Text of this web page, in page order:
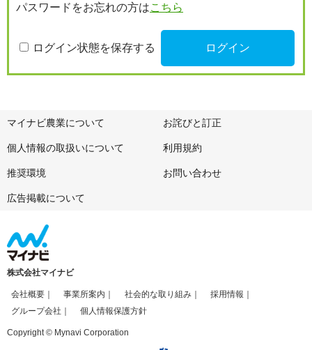
パスワードをお忘れの方はこちら
ログイン状態を保存する
マイナビ農業について お詫びと訂正
個人情報の取扱いについて 利用規約
推奨環境 お問い合わせ
広告掲載について
株式会社マイナビ
会社概要 事業所案内 社会的な取り組み
採用情報
グループ会社
個人情報保護方針
Copyright © Mynavi Corporation